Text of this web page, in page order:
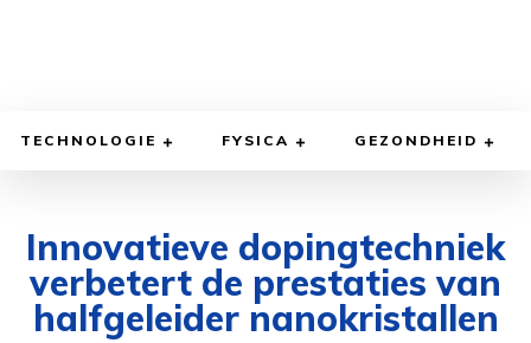
TECHNOLOGIE FYSICA GEZONDHEID
Innovatieve dopingtechniek
verbetert de prestaties van
halfgeleider nanokristallen